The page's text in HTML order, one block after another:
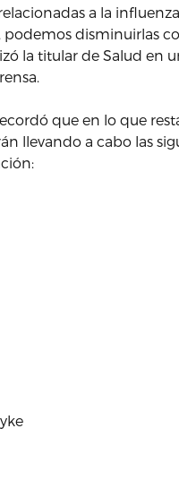
a la
podemos disminuirlas
la titular de Salud en
que en lo que
llevando a cabo las